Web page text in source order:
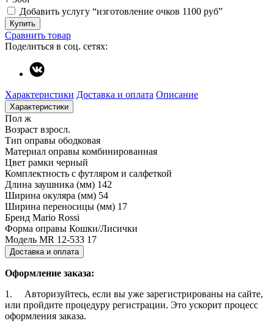
Добавить услугу “изготовление очков 1100 руб”
Купить
Сравнить товар
Поделиться в соц. сетях:
Характеристики Доставка и оплата Описание
Характеристики
Пол ж
Возраст взросл.
Тип оправы ободковая
Материал оправы комбинированная
Цвет рамки черный
Комплектность с футляром и салфеткой
Длина заушника (мм) 142
Ширина окуляра (мм) 54
Ширина переносицы (мм) 17
Бренд Mario Rossi
Форма оправы Кошки/Лисички
Модель MR 12-533 17
Доставка и оплата
Оформление заказа:
1. Авторизуйтесь, если вы уже зарегистрированы на сайте,
или пройдите процедуру регистрации. Это ускорит процесс
оформления заказа.